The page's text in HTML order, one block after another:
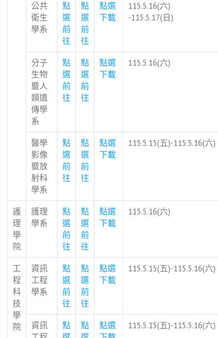
公共
衛生
學系
點
選
前
往
點
選
前
往
點選
下載
115.5.16(六)
-115.5.17(日)
分子
生物
暨人
類遺
傳學
系
點
選
前
往
點
選
前
往
點選
下載
115.5.16(六)
醫學
影像
暨放
射科
學系
點
選
前
往
點
選
前
往
點選
下載
115.5.15(五)-115.5.16(六)
護
理
學
院
護理
學系
點
選
前
往
點
選
前
往
點選
下載
115.5.16(六)
工
程
科
技
學
院
資訊
工程
學系
點
選
前
往
點
選
前
往
點選
下載
115.5.15(五)-115.5.16(六)
資訊
點
點
點選
115.5.15(五)-115.5.16(六)